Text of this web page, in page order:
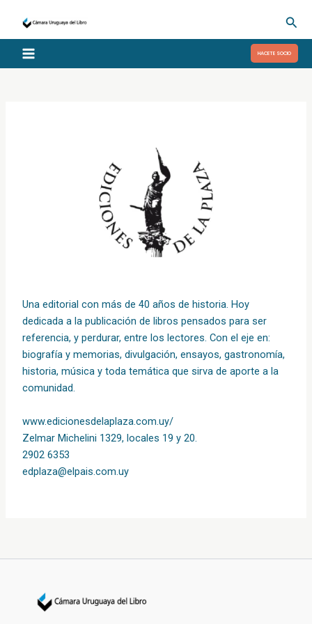
contenido
HACETE SOCIO
Una editorial con más de 40 años de historia. Hoy
dedicada a la publicación de libros pensados para ser
referencia, y perdurar, entre los lectores. Con el eje en:
biografía y memorias, divulgación, ensayos, gastronomía,
historia, música y toda temática que sirva de aporte a la
comunidad.
www.edicionesdelaplaza.com.uy/
Zelmar Michelini 1329, locales 19 y 20.
2902 6353
edplaza@elpais.com.uy